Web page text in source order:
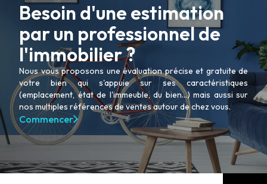
Besoin d'une estimation
par un professionnel de
l'immobilier ?
Nous vous proposons une évaluation précise et gratuite de
votre bien qui s'appuie sur ses caractéristiques
(emplacement, état de l'immeuble, du bien...) mais aussi sur
nos multiples références de ventes autour de chez vous.
Commencer